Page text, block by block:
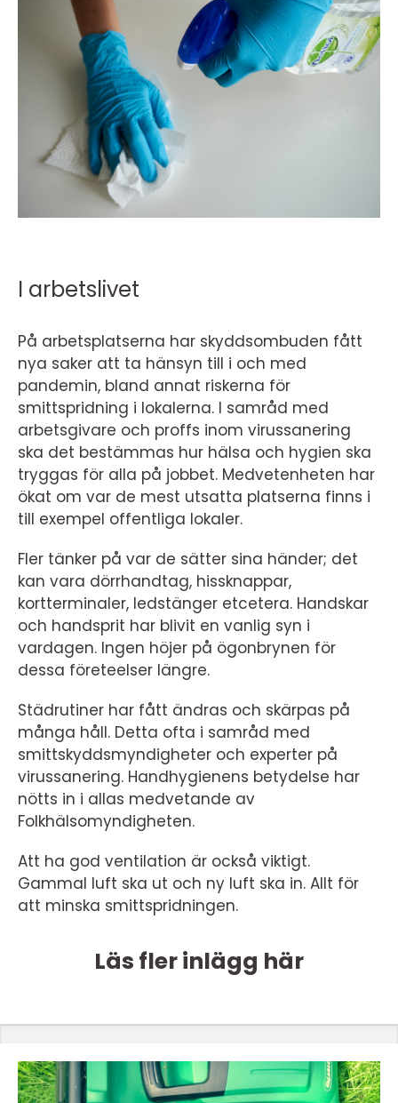
I arbetslivet
På arbetsplatserna har skyddsombuden fått
nya saker att ta hänsyn till i och med
pandemin, bland annat riskerna för
smittspridning i lokalerna. I samråd med
arbetsgivare och proffs inom virussanering
ska det bestämmas hur hälsa och hygien ska
tryggas för alla på jobbet. Medvetenheten har
ökat om var de mest utsatta platserna finns i
till exempel offentliga lokaler.
Fler tänker på var de sätter sina händer; det
kan vara dörrhandtag, hissknappar,
kortterminaler, ledstänger etcetera. Handskar
och handsprit har blivit en vanlig syn i
vardagen. Ingen höjer på ögonbrynen för
dessa företeelser längre.
Städrutiner har fått ändras och skärpas på
många håll. Detta ofta i samråd med
smittskyddsmyndigheter och experter på
virussanering. Handhygienens betydelse har
nötts in i allas medvetande av
Folkhälsomyndigheten.
Att ha god ventilation är också viktigt.
Gammal luft ska ut och ny luft ska in. Allt för
att minska smittspridningen.
Läs fler inlägg här